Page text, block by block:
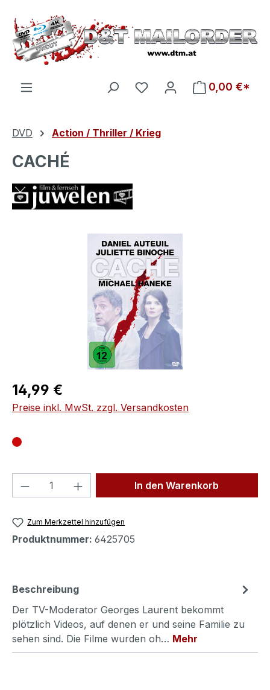
Zum Hauptinhalt springen
Du hast 0 Produkte auf
0,00 €*
DVD Action / Thriller / Krieg
CACHÉ
Bildergalerie überspringen
Regulärer Preis:
14,99 €
Preise inkl. MwSt. zzgl. Versandkosten
Produkt Anzahl: Gib denIn den Warenkorb
Zum Merkzettel hinzufügen
Produktnummer: 6425705
Beschreibung
Der TV-Moderator Georges Laurent bekommt
plötzlich Videos, auf denen er und seine Familie zu
sehen sind. Die Filme wurden oh… Mehr